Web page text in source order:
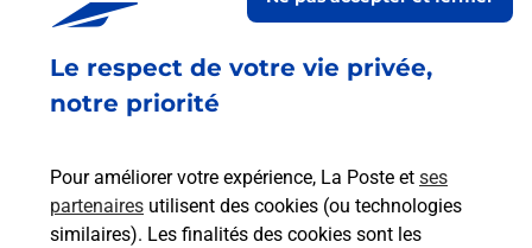
Le respect de votre vie privée,
notre priorité
Pour améliorer votre expérience, La Poste et ses
partenaires utilisent des cookies (ou technologies
similaires). Les finalités des cookies sont les
Fermeture Temporaire
130 BOULEVARD DE L ARDILLER
49260 MONTREUIL BELLAY
Malin !